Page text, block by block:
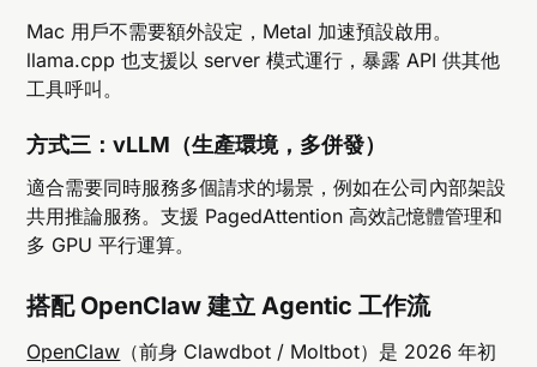
Mac 用戶不需要額外設定，Metal 加速預設啟用。
llama.cpp 也支援以 server 模式運行，暴露 API 供其他
工具呼叫。
方式三：vLLM（生產環境，多併發）
適合需要同時服務多個請求的場景，例如在公司內部架設
共用推論服務。支援 PagedAttention 高效記憶體管理和
多 GPU 平行運算。
搭配 OpenClaw 建立 Agentic 工作流
OpenClaw （前身 Clawdbot / Moltbot）是 2026 年初